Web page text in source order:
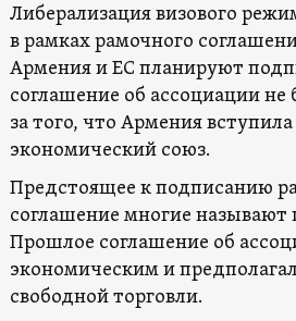
Либерализация визового
в рамках рамочного
Армения и ЕС планируют
соглашение об ассоциации
за того, что Армения
экономический союз.
Предстоящее к подписанию
соглашение многие называют
Прошлое соглашение об
экономическим и
свободной торговли.